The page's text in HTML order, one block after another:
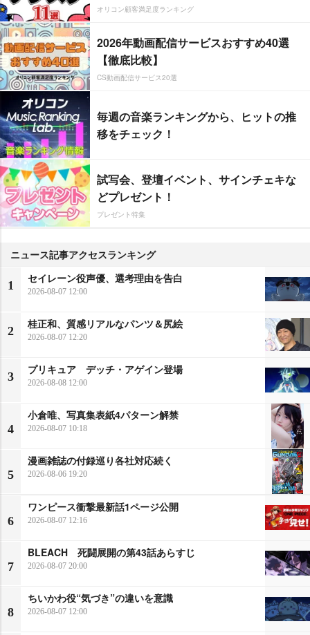
オリコン顧客満足度ランキング
2026年動画配信サービスおすすめ40選
【徹底比較】
CS動画配信サービス20選
毎週の音楽ランキングから、ヒットの推
移をチェック！
試写会、登壇イベント、サインチェキな
どプレゼント！
プレゼント特集
ニュース記事アクセスランキング
1
セイレーン役声優、選考理由を告白
2026-08-07 12:00
2
桂正和、質感リアルなパンツ＆尻絵
2026-08-07 12:20
3
プリキュア デッチ・アゲイン登場
2026-08-08 12:00
4
小倉唯、写真集表紙4パターン解禁
2026-08-07 10:18
5
漫画雑誌の付録巡り各社対応続く
2026-08-06 19:20
6
ワンピース衝撃最新話1ページ公開
2026-08-07 12:16
7
BLEACH 死闘展開の第43話あらすじ
2026-08-07 20:00
8
ちいかわ役“気づき”の違いを意識
2026-08-07 12:00